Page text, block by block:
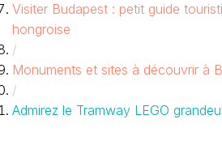
Visiter Budapest : petit guide
hongroise
/
Monuments et sites à découvrir à
/
Admirez le Tramway LEGO